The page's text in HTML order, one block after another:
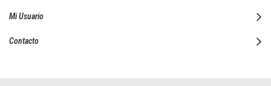
Mi Usuario
Contacto